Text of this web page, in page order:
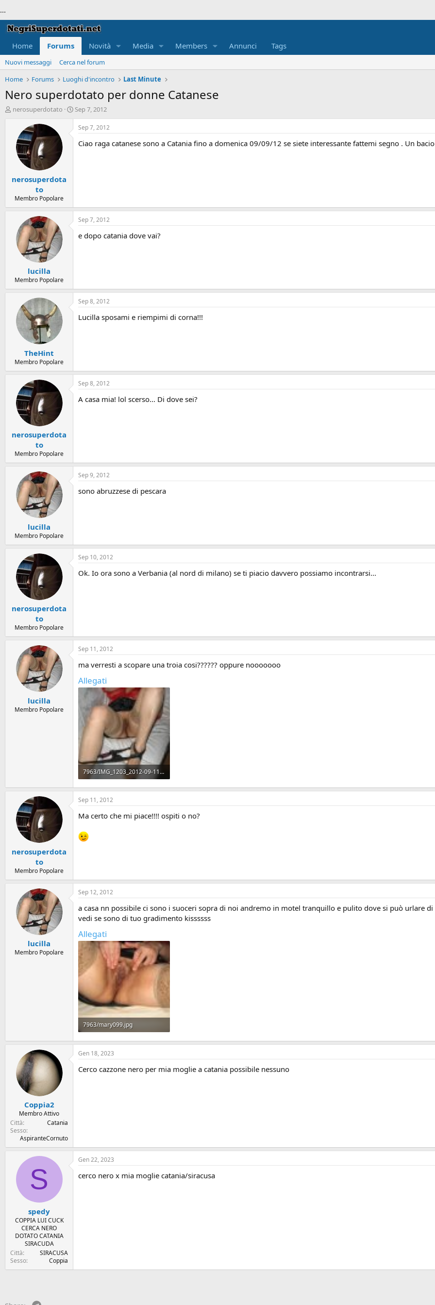
...
Home Forums Novità Media Members Annunci Tags
Nuovi messaggi
Cerca nel forum
Home
Forums Luoghi d'incontro Last Minute
Nero superdotato per donne Catanese
T
a
nerosuperdotato
S
t
Sep 7, 2012
nerosuperdota
to
Membro Popolare
Sep 7, 2012
Ciao raga catanese sono a Catania fino a domenica 09/09/12 se siete interessante fattemi segno . Un
lucilla
Membro Popolare
Sep 7, 2012
e dopo catania dove vai?
TheHint
Membro Popolare
Sep 8, 2012
Lucilla sposami e riempimi di corna!!!
nerosuperdota
to
Membro Popolare
Sep 8, 2012
A casa mia! lol scerso... Di dove sei?
lucilla
Membro Popolare
Sep 9, 2012
sono abruzzese di pescara
nerosuperdota
to
Membro Popolare
Sep 10, 2012
Ok. Io ora sono a Verbania (al nord di milano) se ti piacio davvero possiamo incontrarsi...
lucilla
Membro Popolare
Sep 11, 2012
ma verresti a scopare una troia cosi?????? oppure nooooooo
Allegati
7963/IMG_1203_2012-09-11.JPG
1.3 MB · Views: 27
nerosuperdota
to
Membro Popolare
Sep 11, 2012
Ma certo che mi piace!!!! ospiti o no?
lucilla
Membro Popolare
Sep 12, 2012
a casa nn possibile ci sono i suoceri sopra di noi andremo in motel tranquillo e pulito dove si può urlare
vedi se sono di tuo gradimento kissssss
Allegati
7963/mary099.jpg
1.1 MB · Views: 18
Coppia2
Membro Attivo
Città
Catania
Sesso
AspiranteCornuto
Gen 18, 2023
Cerco cazzone nero per mia moglie a catania possibile nessuno
S
spedy
COPPIA LUI CUCK
CERCA NERO
DOTATO CATANIA
SIRACUDA
Città
SIRACUSA
Sesso
Coppia
Gen 22, 2023
cerco nero x mia moglie catania/siracusa